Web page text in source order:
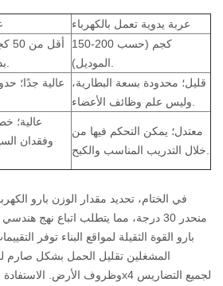
عربة يدوية تعمل بالكهرباء
150-200 كجم (حسب
عالية جدًا؛
قليل؛ محدودة بسعة البطارية،
عالية؛
وفقدان
معتدل؛ يمكن التحكم فيها من
في الختام، تحديد مقدار الوزن بارو
منحدر 30 درجة، مما يتطلب اتباع نهج هندسي شامل. بينما قوة المحرك و
بارو القوة الثقيلة لمواقع البناء توفر
المشغلين تقليل الحمل بشكل صارم
وظروف الأرض. الاستفادة
عربة يدوية كهربائية 4x4 لجميع التضاريس